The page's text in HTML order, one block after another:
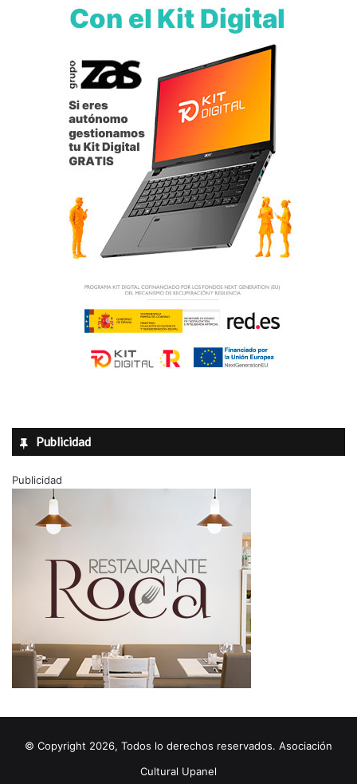
Publicidad
Publicidad
© Copyright 2026, Todos lo derechos reservados. Asociación
Cultural Upanel